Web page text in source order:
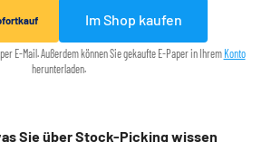
Im Shop kaufen
E-Mail. Außerdem können Sie gekaufte E-Paper in Ihrem Konto
herunterladen.
Sie über Stock-Picking wissen